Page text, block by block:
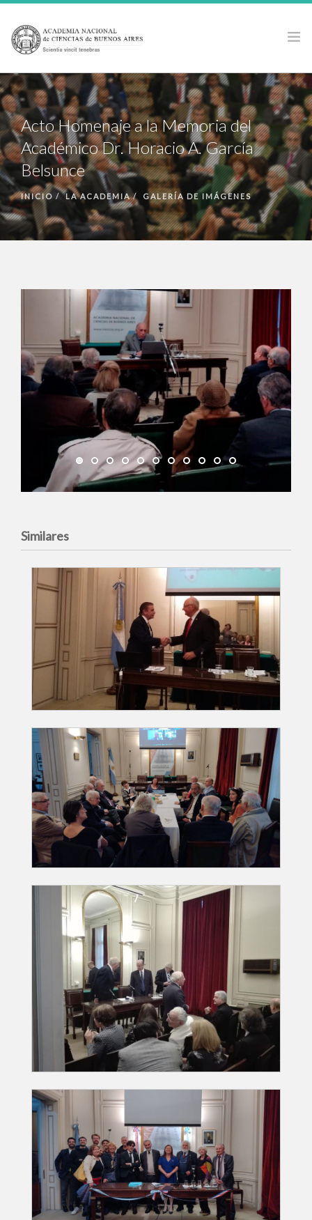
LA ACADEMIA
ACTIVIDADES
PUBLICACIONES
PREMIOS Y BECAS
NOTICIAS
ANCBA EN LOS MEDIOS
Acto Homenaje a la Memoria del
Académico Dr. Horacio A. García
Belsunce
INICIO LA ACADEMIA GALERÍA DE IMÁGENES
Similares